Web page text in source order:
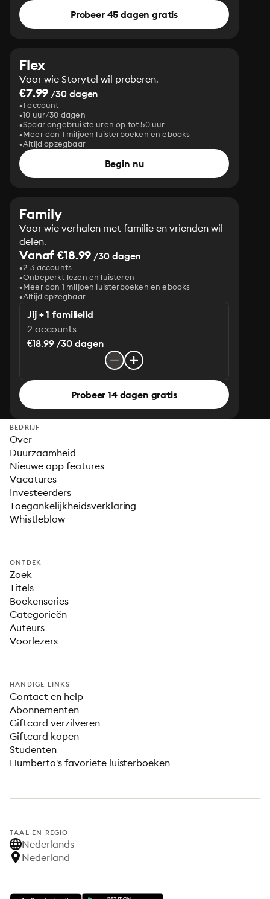
Probeer 45 dagen gratis
Flex
Voor wie Storytel wil proberen.
€7.99 /30 dagen
1 account
10 uur/30 dagen
Spaar ongebruikte uren op tot 50 uur
Meer dan 1 miljoen luisterboeken en ebooks
Altijd opzegbaar
Begin nu
Family
Voor wie verhalen met familie en vrienden wil
delen.
Vanaf €18.99 /30 dagen
2-3 accounts
Onbeperkt lezen en luisteren
Meer dan 1 miljoen luisterboeken en ebooks
Altijd opzegbaar
Jij + 1 familielid
2 accounts
€18.99 /30 dagen
Probeer 14 dagen gratis
BEDRIJF
Over
Duurzaamheid
Nieuwe app features
Vacatures
Investeerders
Toegankelijkheidsverklaring
Whistleblow
ONTDEK
Zoek
Titels
Boekenseries
Categorieën
Auteurs
Voorlezers
HANDIGE LINKS
Contact en help
Abonnementen
Giftcard verzilveren
Giftcard kopen
Studenten
Humberto's favoriete luisterboeken
TAAL EN REGIO
Nederlands
Nederland